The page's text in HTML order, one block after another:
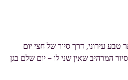
עירוני, דרך סיור של חצי יום
המרהיב שאין שני לו – יום שלם בגן